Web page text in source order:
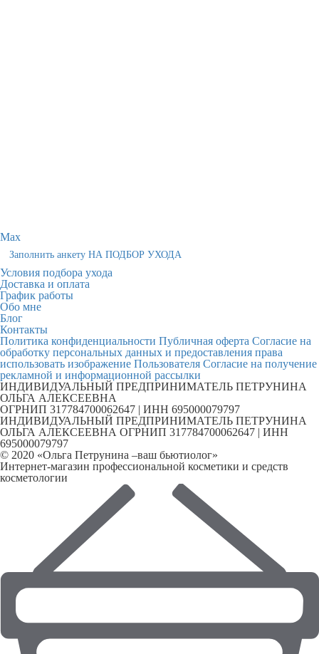
Max
Заполнить анкету НА ПОДБОР УХОДА
Условия подбора ухода
Доставка и оплата
График работы
Обо мне
Блог
Контакты
Политика конфиденциальности Публичная оферта Согласие на
обработку персональных данных и предоставления права
использовать изображение Пользователя Согласие на получение
рекламной и информационной рассылки
ИНДИВИДУАЛЬНЫЙ ПРЕДПРИНИМАТЕЛЬ ПЕТРУНИНА
ОЛЬГА АЛЕКСЕЕВНА
ОГРНИП 317784700062647 | ИНН 695000079797
ИНДИВИДУАЛЬНЫЙ ПРЕДПРИНИМАТЕЛЬ ПЕТРУНИНА
ОЛЬГА АЛЕКСЕЕВНА ОГРНИП 317784700062647 | ИНН
695000079797
© 2020 «Ольга Петрунина –ваш бьютиолог»
Интернет-магазин профессиональной косметики и средств
косметологии